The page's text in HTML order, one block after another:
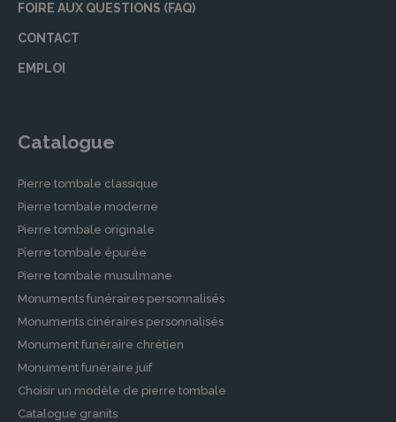
FOIRE AUX QUESTIONS (FAQ)
CONTACT
EMPLOI
Catalogue
Pierre tombale classique
Pierre tombale moderne
Pierre tombale originale
Pierre tombale épurée
Pierre tombale musulmane
Monuments funéraires personnalisés
Monuments cinéraires personnalisés
Monument funéraire chrétien
Monument funéraire juif
Choisir un modèle de pierre tombale
Catalogue granits